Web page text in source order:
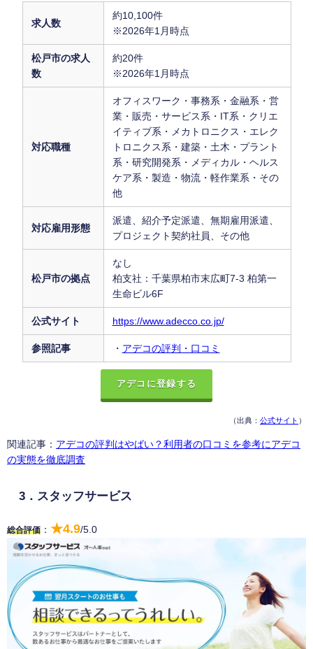
求人数
約10,100件
※2026年1月時点
松戸市の求人
数
約20件
※2026年1月時点
対応職種
オフィスワーク・事務系・金融系・営
業・販売・サービス系・IT系・クリエ
イティブ系・メカトロニクス・エレク
トロニクス系・建築・土木・プラント
系・研究開発系・メディカル・ヘルス
ケア系・製造・物流・軽作業系・その
他
対応雇用形態
派遣、紹介予定派遣、無期雇用派遣、
プロジェクト契約社員、その他
松戸市の拠点
なし
柏支社：千葉県柏市末広町7-3 柏第一
生命ビル6F
公式サイト https://www.adecco.co.jp/
参照記事 ・ アデコの評判・口コミ
アデコに登録する
（出典： 公式サイト ）
関連記事： アデコの評判はやばい？利用者の口コミを参考にアデコ
の実態を徹底調査
3．スタッフサービス
総合評価 ： ★4.9/5.0